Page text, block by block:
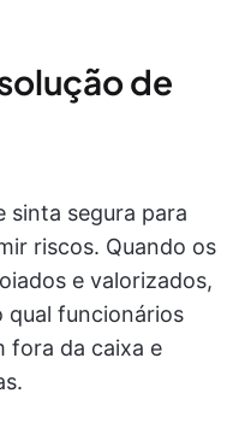
de
sinta segura para
riscos. Quando os
e valorizados,
qual funcionários
fora da caixa e